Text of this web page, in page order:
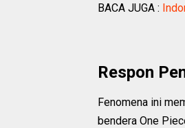
BACA JUGA :
Respon
Fenomena ini
bendera One